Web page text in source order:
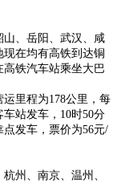
山、岳阳、武汉、咸
在均有高铁到达铜
铁汽车站乘坐大巴
里程为178公里，每
站发车，10时50分
发车，票价为56元/
州、南京、温州、